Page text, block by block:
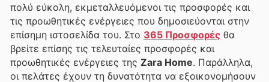
πολύ εύκολη, εκμεταλλευόμενοι τις προσφορές και
τις προωθητικές ενέργειες που δημοσιεύονται στην
επίσημη ιστοσελίδα του. Στο 365 Προσφορές θα
βρείτε επίσης τις τελευταίες προσφορές και
προωθητικές ενέργειες της Zara Home. Παράλληλα,
οι πελάτες έχουν τη δυνατότητα να εξοικονομήσουν